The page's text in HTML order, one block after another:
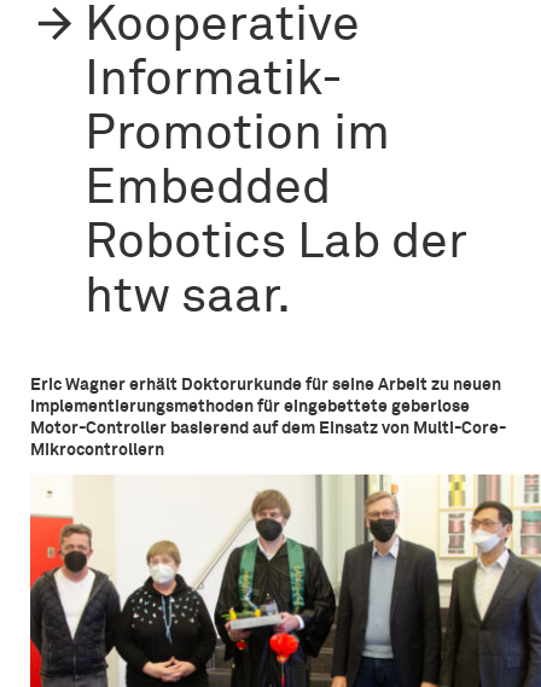
Kooperative
Informatik-
Promotion im
Embedded
Robotics Lab der
htw saar.
Eric Wagner erhält Doktorurkunde für seine Arbeit zu neuen
Implementierungsmethoden für eingebettete geberlose
Motor-Controller basierend auf dem Einsatz von Multi-Core-
Mikrocontrollern